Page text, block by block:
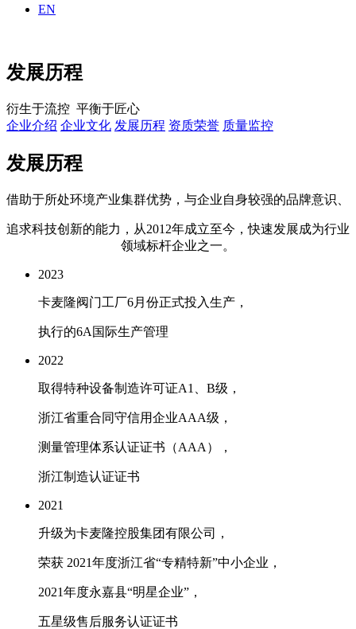
EN
发展历程
衍生于流控 平衡于匠心
企业介绍 企业文化 发展历程 资质荣誉 质量监控
发展历程
借助于所处环境产业集群优势，与企业自身较强的品牌意识、
追求科技创新的能力，从2012年成立至今，快速发展成为行业
领域标杆企业之一。
2023
卡麦隆阀门工厂6月份正式投入生产，
执行的6A国际生产管理
2022
取得特种设备制造许可证A1、B级，
浙江省重合同守信用企业AAA级，
测量管理体系认证证书（AAA），
浙江制造认证证书
2021
升级为卡麦隆控股集团有限公司，
荣获 2021年度浙江省“专精特新”中小企业，
2021年度永嘉县“明星企业”，
五星级售后服务认证证书